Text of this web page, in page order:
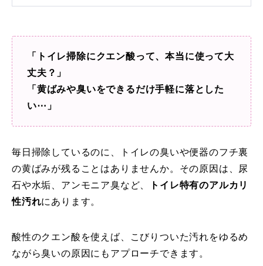
「トイレ掃除にクエン酸って、本当に使って大
丈夫？」
「黄ばみや臭いをできるだけ手軽に落とした
い⋯」
毎日掃除しているのに、トイレの臭いや便器のフチ裏
の黄ばみが残ることはありませんか。その原因は、尿
石や水垢、アンモニア臭など、
トイレ特有のアルカリ
性汚れにあります。
酸性のクエン酸を使えば、こびりついた汚れをゆるめ
ながら臭いの原因にもアプローチできます。